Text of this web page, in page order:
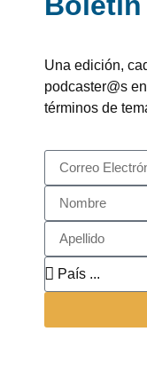
Una edición,
podcaster@s
términos de